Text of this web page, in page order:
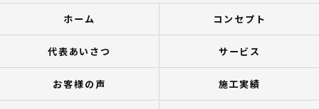
ホーム コンセプト
代表あいさつ サービス
お客様の声 施工実績